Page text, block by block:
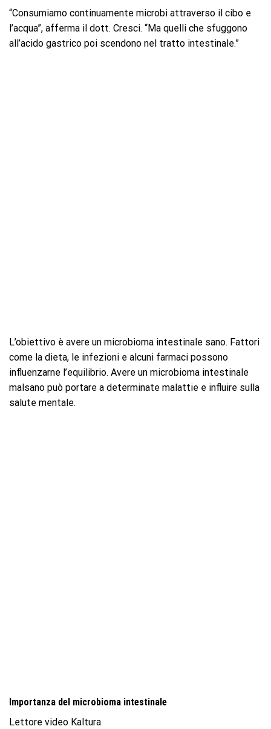
“Consumiamo continuamente microbi attraverso il cibo e
l’acqua”, afferma il dott. Cresci. “Ma quelli che sfuggono
all’acido gastrico poi scendono nel tratto intestinale.”
L’obiettivo è avere un microbioma intestinale sano. Fattori
come la dieta, le infezioni e alcuni farmaci possono
influenzarne l’equilibrio. Avere un microbioma intestinale
malsano può portare a determinate malattie e influire sulla
salute mentale.
Importanza del microbioma intestinale
Lettore video Kaltura